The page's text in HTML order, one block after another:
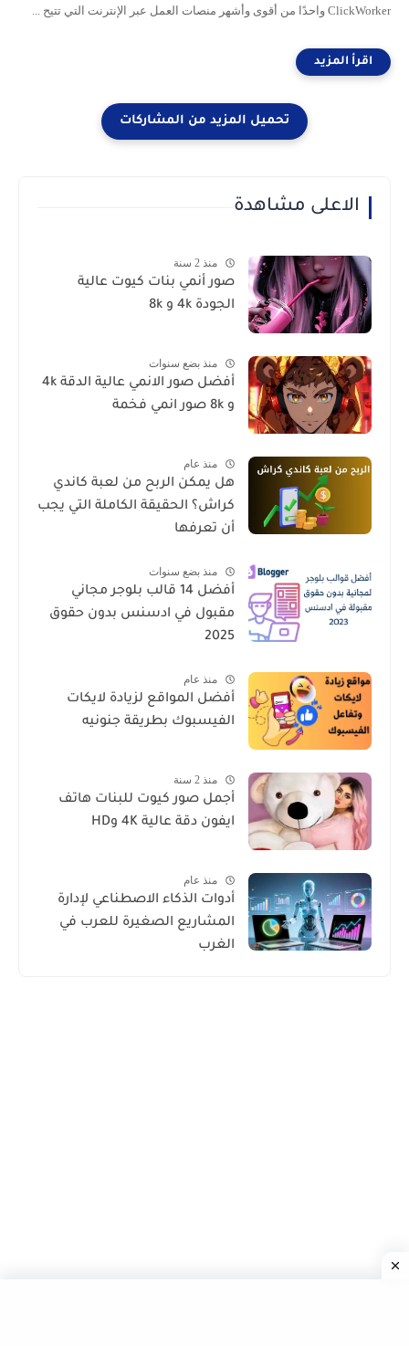
ClickWorker واحدًا من أقوى وأشهر منصات العمل عبر الإنترنت التي تتيح ...
الاعلى مشاهدة
منذ 2 سنة
صور أنمي بنات كيوت عالية
الجودة 4k و 8k
منذ بضع سنوات
أفضل صور الانمي عالية الدقة 4k
و 8k صور انمي فخمة
منذ عام
هل يمكن الربح من لعبة كاندي
كراش؟ الحقيقة الكاملة التي يجب
أن تعرفها
منذ بضع سنوات
أفضل 14 قالب بلوجر مجاني
مقبول في ادسنس بدون حقوق
2025
منذ عام
أفضل المواقع لزيادة لايكات
الفيسبوك بطريقة جنونيه
منذ 2 سنة
أجمل صور كيوت للبنات هاتف
ايفون دقة عالية 4K وHD
منذ عام
أدوات الذكاء الاصطناعي لإدارة
المشاريع الصغيرة للعرب في
الغرب